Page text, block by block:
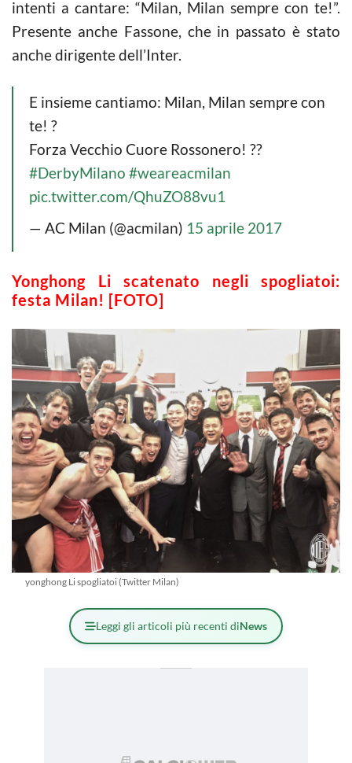
intenti a cantare: “Milan, Milan sempre con te!”.
Presente anche Fassone, che in passato è stato
anche dirigente dell’Inter.
E insieme cantiamo: Milan, Milan sempre con
te! ?
Forza Vecchio Cuore Rossonero! ??
#DerbyMilano #weareacmilan
pic.twitter.com/QhuZO88vu1
— AC Milan (@acmilan) 15 aprile 2017
Yonghong Li scatenato negli spogliatoi:
festa Milan! [FOTO]
yonghong Li spogliatoi (Twitter Milan)
Leggi gli articoli più recenti diNews